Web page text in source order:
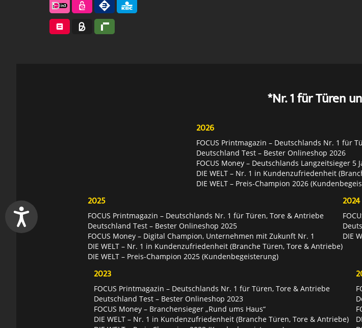
*Nr. 1 für Türen
2026
FOCUS Printmagazin – Deutschlands Nr. 1 für
Deutschland Test – Bester Onlineshop 2026
FOCUS Money – Deutschlands Langzeitsieger
DIE WELT – Nr. 1 in Kundenzufriedenheit
DIE WELT – Preis-Champion 2026
2025
FOCUS Printmagazin – Deutschlands Nr. 1 für Türen, Tore & Antriebe
Deutschland Test – Bester Onlineshop 2025
FOCUS Money – Digital Champion, Unternehmen mit Zukunft Nr. 1
DIE WELT – Nr. 1 in Kundenzufriedenheit (Branche Türen, Tore & Antriebe)
DIE WELT – Preis-Champion 2025 (Kundenbegeisterung)
2024
DIE
2023
FOCUS Printmagazin – Deutschlands Nr. 1 für Türen, Tore & Antriebe
Deutschland Test – Bester Onlineshop 2023
FOCUS Money – Branchensieger „Rund ums Haus“
DIE WELT – Nr. 1 in Kundenzufriedenheit (Branche Türen, Tore & Antriebe)